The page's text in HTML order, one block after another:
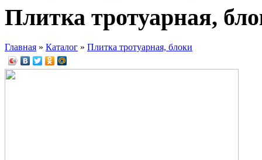
Плитка тротуарная,
Главная » Каталог » Плитка тротуарная, блоки